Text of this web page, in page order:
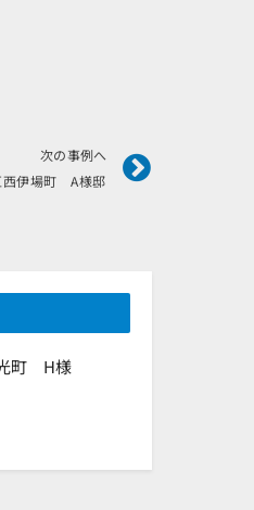
次の事例へ
場町 A様邸
Next
町 H様